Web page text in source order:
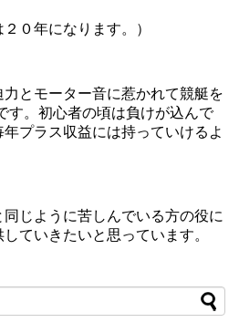
０年になります。）
とモーター音に惹かれて競艇を
す。初心者の頃は負けが込んで
プラス収益には持っていけるよ
じように苦しんでいる方の役に
ていきたいと思っています。